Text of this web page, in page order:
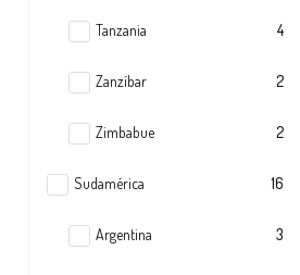
Tanzania 4
Zanzíbar 2
Zimbabue 2
Sudamérica 16
Argentina 3